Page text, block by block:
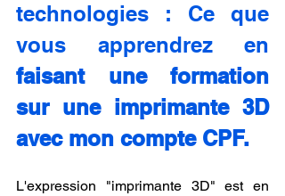
technologies : Ce que
faisant une formation
sur une imprimante 3D
avec mon compte CPF.
L'expression "imprimante 3D" est en